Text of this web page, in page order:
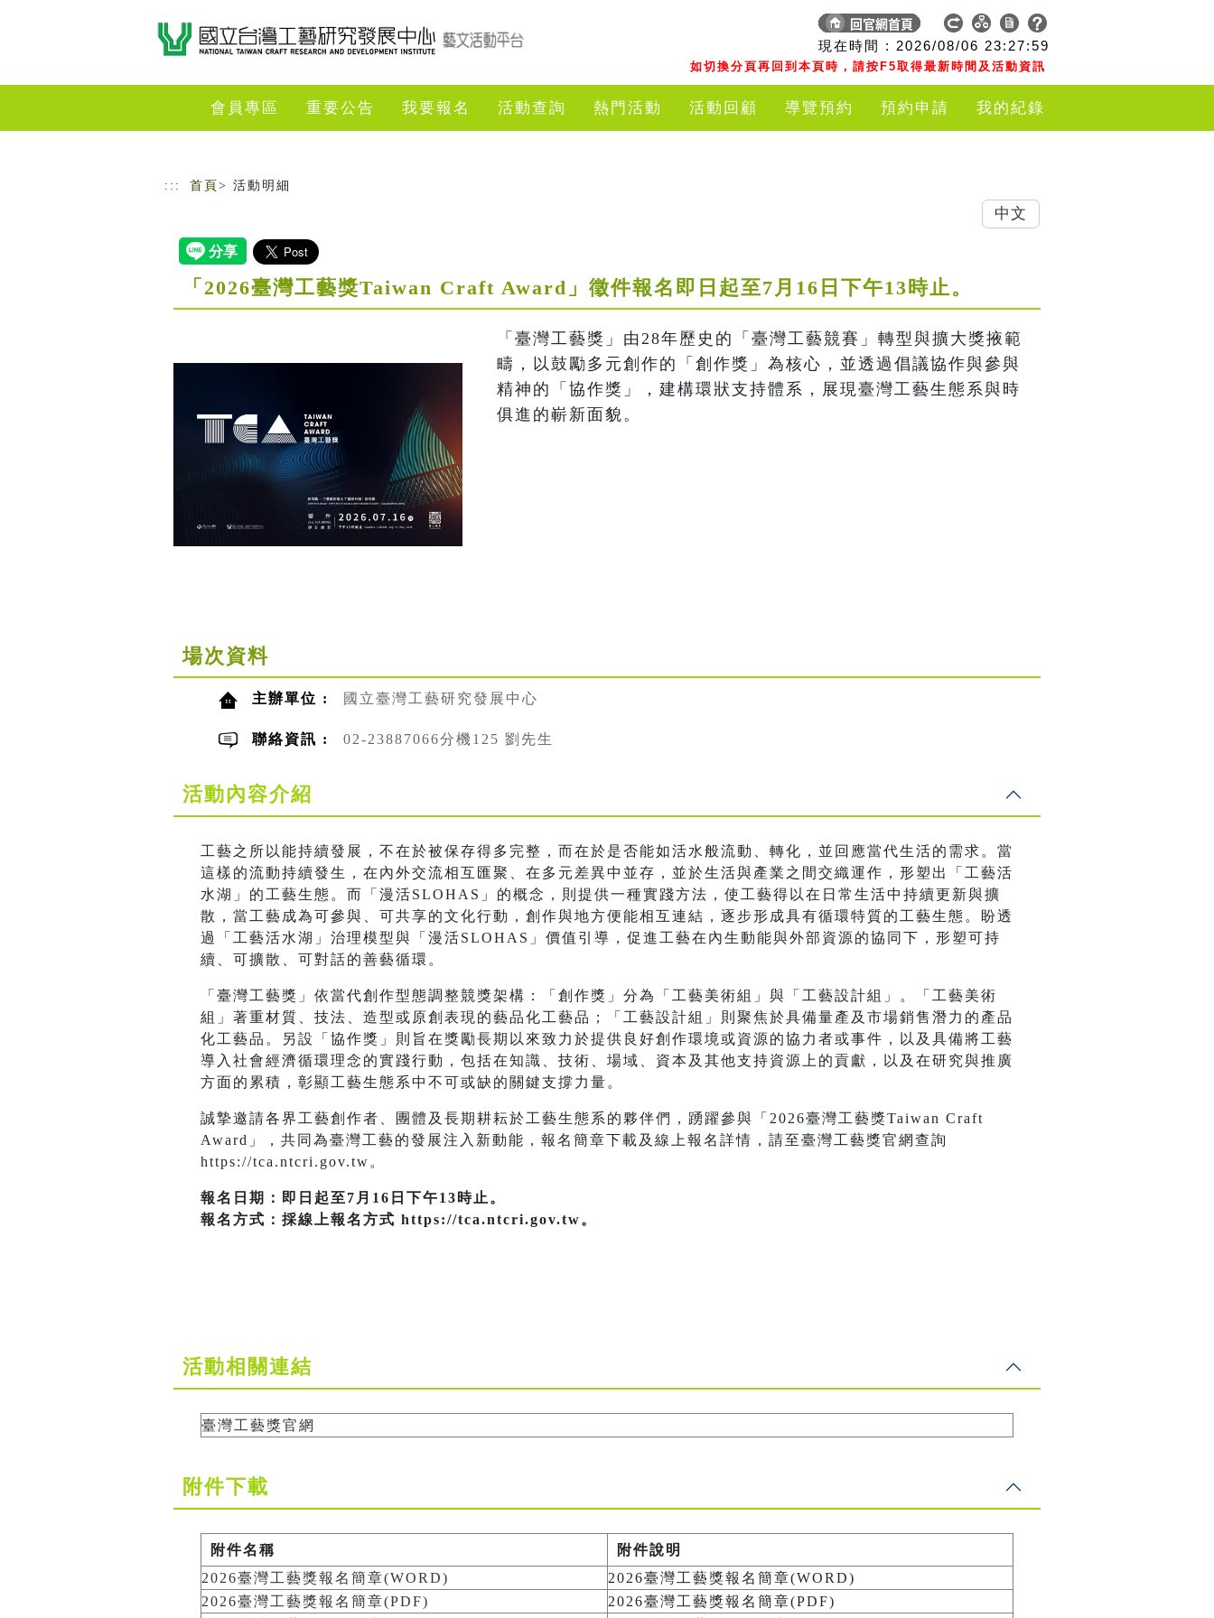
現在時間 : 2026/08/06 23:27:59
如切換分頁再回到本頁時，請按F5取得最新時間及活動資訊
會員專區 重要公告 我要報名 活動查詢 熱門活動 活動回顧 導覽預約 預約申請 我的紀錄
::: 首頁 > 活動明細
「2026臺灣工藝獎Taiwan Craft Award」徵件報名即日起至7月16日下午13時止。
「臺灣工藝獎」由28年歷史的「臺灣工藝競賽」轉型與擴大獎掖範
疇，以鼓勵多元創作的「創作獎」為核心，並透過倡議協作與參與
精神的「協作獎」，建構環狀支持體系，展現臺灣工藝生態系與時
俱進的嶄新面貌。
場次資料
主辦單位 : 國立臺灣工藝研究發展中心
聯絡資訊 : 02-23887066分機125 劉先生
活動內容介紹
工藝之所以能持續發展，不在於被保存得多完整，而在於是否能如活水般流動、轉化，並回應當代生活的需求。當
這樣的流動持續發生，在內外交流相互匯聚、在多元差異中並存，並於生活與產業之間交織運作，形塑出「工藝活
水湖」的工藝生態。而「漫活SLOHAS」的概念，則提供一種實踐方法，使工藝得以在日常生活中持續更新與擴
散，當工藝成為可參與、可共享的文化行動，創作與地方便能相互連結，逐步形成具有循環特質的工藝生態。盼透
過「工藝活水湖」治理模型與「漫活SLOHAS」價值引導，促進工藝在內生動能與外部資源的協同下，形塑可持
續、可擴散、可對話的善藝循環。
「臺灣工藝獎」依當代創作型態調整競獎架構：「創作獎」分為「工藝美術組」與「工藝設計組」。「工藝美術
組」著重材質、技法、造型或原創表現的藝品化工藝品；「工藝設計組」則聚焦於具備量產及市場銷售潛力的產品
化工藝品。另設「協作獎」則旨在獎勵長期以來致力於提供良好創作環境或資源的協力者或事件，以及具備將工藝
導入社會經濟循環理念的實踐行動，包括在知識、技術、場域、資本及其他支持資源上的貢獻，以及在研究與推廣
方面的累積，彰顯工藝生態系中不可或缺的關鍵支撐力量。
誠摯邀請各界工藝創作者、團體及長期耕耘於工藝生態系的夥伴們，踴躍參與「2026臺灣工藝獎Taiwan Craft
Award」，共同為臺灣工藝的發展注入新動能，報名簡章下載及線上報名詳情，請至臺灣工藝獎官網查詢
https://tca.ntcri.gov.tw。
報名日期：即日起至7月16日下午13時止。
報名方式：採線上報名方式 https://tca.ntcri.gov.tw。
活動相關連結
臺灣工藝獎官網
附件下載
附件名稱
附件說明
2026臺灣工藝獎報名簡章(WORD)
2026臺灣工藝獎報名簡章(WORD)
2026臺灣工藝獎報名簡章(PDF)
2026臺灣工藝獎報名簡章(PDF)